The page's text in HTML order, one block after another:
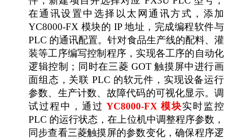
在通讯设置中选择以太网通讯方式，添加
YC8000-FX 模块的 IP 地址，完成编程软件与
PLC 的通讯配置。针对食品生产线的配料、灌
装等工序编写控制程序，实现各工序的自动化
逻辑控制；同时在三菱 GOT 触摸屏中进行画
面组态，关联 PLC 的软元件，实现设备运行
参数、生产计数、故障代码的可视化显示。调
试过程中，通过YC8000-FX 模块实时监控
PLC 的运行状态，在上位机中调整程序参数，
同步查看三菱触摸屏的参数变化，确保程序逻